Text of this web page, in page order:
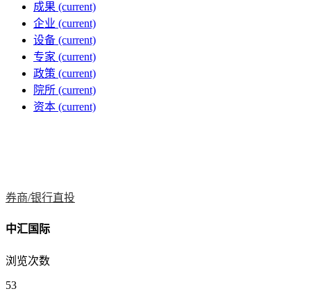
成果 (current)
企业 (current)
设备 (current)
专家 (current)
政策 (current)
院所 (current)
资本 (current)
券商/银行直投
中汇国际
浏览次数
53